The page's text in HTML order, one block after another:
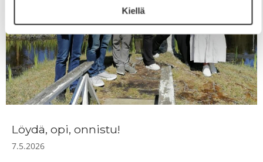
Kiellä
Löydä, opi, onnistu!
7.5.2026